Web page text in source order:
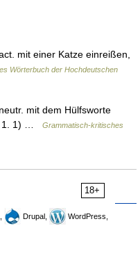
mit einer Katze einreißen,
Wörterbuch der Hochdeutschen
mit dem Hülfsworte
1. 1) …
Grammatisch-kritisches
18+
Drupal,
WordPress,